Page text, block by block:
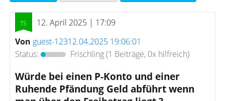
12. April 2025 | 17:09
Von guest-12312.04.2025 19:06:01
Status:
Frischling(1 Beiträge, 0x hilfreich)
Würde bei einen P-Konto und einer
Ruhende Pfändung Geld abführt wenn